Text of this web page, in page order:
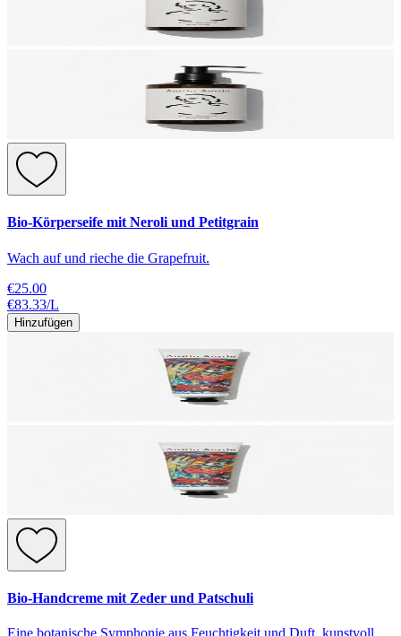
Bio-Körperseife mit Neroli und Petitgrain
Wach auf und rieche die Grapefruit.
€25.00
€83.33/L
Hinzufügen
Bio-Handcreme mit Zeder und Patschuli